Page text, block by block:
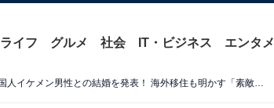
ライフ グルメ 社会 IT・ビジネス エンタメ
「おぃ！マジか」元女子プロレスラー、外国人イケメン男性との結婚を発表！ 海外移住も明かす「素敵な幸せ」